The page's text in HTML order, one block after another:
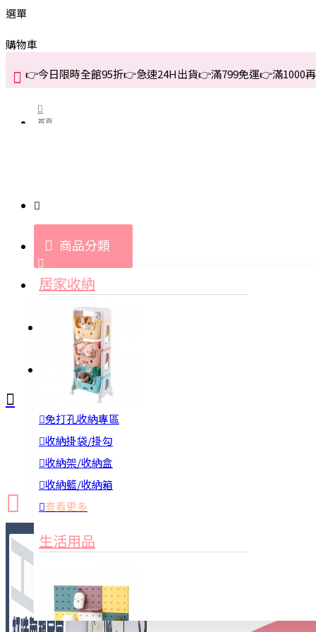
選單
購物車
👉今日限時全館95折👉急速24H出貨👉滿799免運👉滿1000
首頁
商品分類
居家收納
免打孔收納專區
收納掛袋/掛勾
收納架/收納盒
收納籃/收納箱
查看更多
生活用品
登入
新品上市